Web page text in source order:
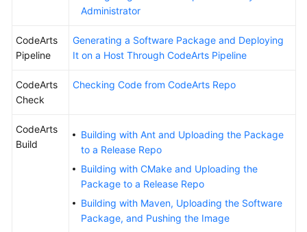
More
Documents
General
Reference
Glossary
Responsibilities
Administrator
CodeArts
Pipeline
Generating a Software Package and Deploying
It on a Host Through CodeArts Pipeline
CodeArts
Check
Checking Code from CodeArts Repo
CodeArts
Build
Building with Ant and Uploading the Package
to a Release Repo
Building with CMake and Uploading the
Package to a Release Repo
Building with Maven, Uploading the Software
Package, and Pushing the Image